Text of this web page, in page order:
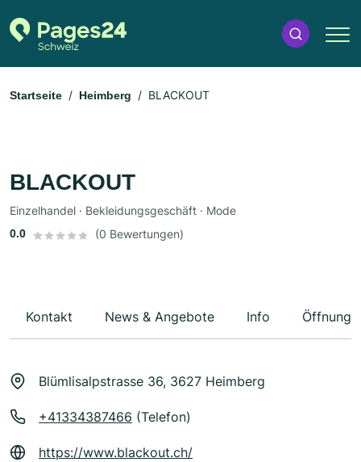
Startseite Heimberg BLACKOUT
BLACKOUT
Einzelhandel · Bekleidungsgeschäft · Mode
0.0 (0 Bewertungen)
Kontakt News & Angebote Info
Blümlisalpstrasse 36, 3627 Heimberg
+41334387466 (Telefon)
https://www.blackout.ch/